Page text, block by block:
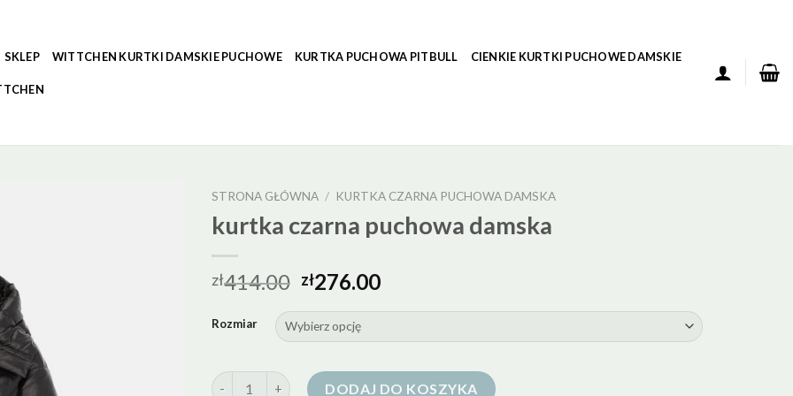
SKLEP WITTCHEN KURTKI DAMSKIE PUCHOWE KURTKA PUCHOWA PITBULL CIENKIE KURTKI PUCHOWE DAMSKIE
STRONA GŁÓWNA / KURTKA CZARNA PUCHOWA DAMSKA
kurtka czarna puchowa damska
zł414.00 zł276.00
Rozmiar
ilość kurtka czarna puchowa damska
DODAJ DO KOSZYKA